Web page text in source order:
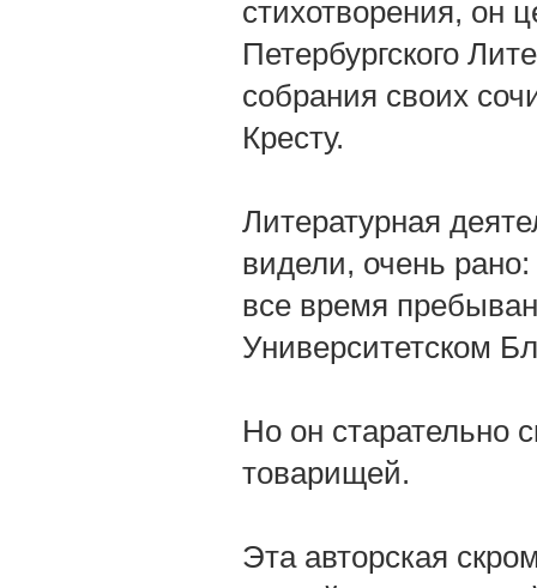
стихотворения, он
Петербургского
собрания своих
Кресту.
Литературная
видели, очень
все время
Университетском
Но он старательно
товарищей.
Эта авторская